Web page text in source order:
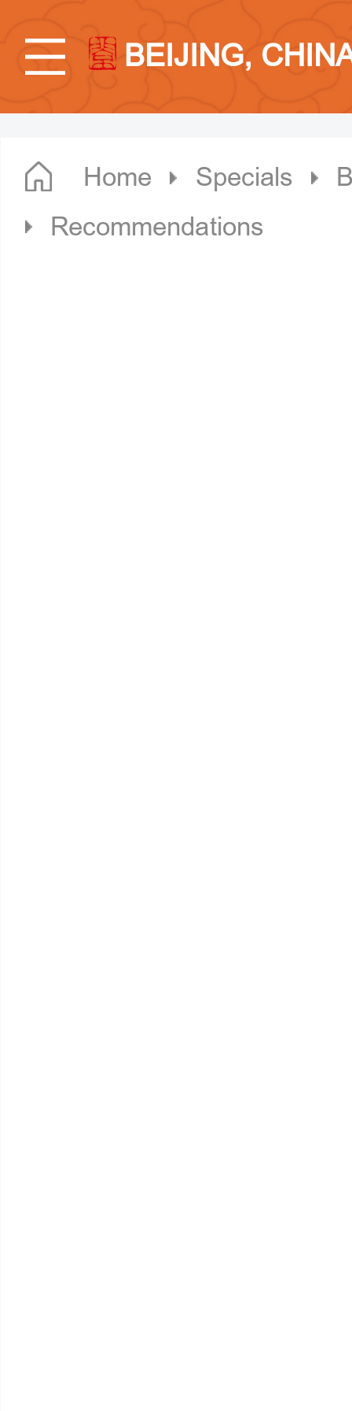
BEIJING,
Home Specials
Recommendations